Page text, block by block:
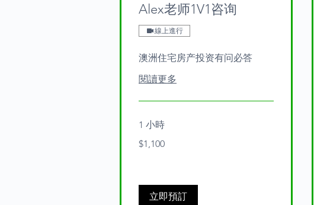
Alex老师1V1咨询
線上進行
澳洲住宅房产投资有问必答
閱讀更多
1 小時
Australian
$1,100
立即預訂